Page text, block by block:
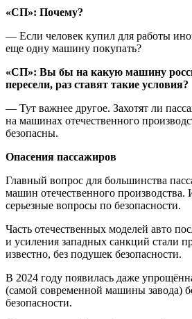
«СП»: Почему?
— Если человек купил для работы
еще одну машину покупать?
«СП»: Вы бы на какую машину
пересели, раз ставят такие условия?
— Тут важнее другое. Захотят ли
на машинах отечественного
безопасны.
Опасения пассажиров
Главный вопрос для большинства
машин отечественного производства.
серьезные вопросы по безопасности.
Часть отечественных моделей авто
и усиления западных санкций стали
известно, без подушек безопасности.
В 2024 году появилась даже
(самой современной машины завода)
безопасности.